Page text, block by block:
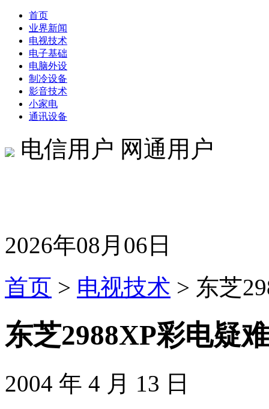
首页
业界新闻
电视技术
电子基础
电脑外设
制冷设备
影音技术
小家电
通讯设备
电信用户 网通用户
2026年08月06日
首页 > 电视技术 > 东芝
东芝2988XP彩电疑
2004 年 4 月 13 日